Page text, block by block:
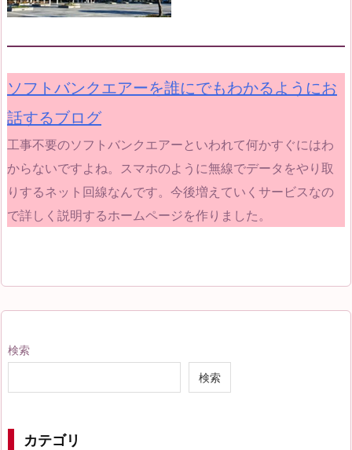
ソフトバンクエアーを誰にでもわかるようにお
話するブログ
工事不要のソフトバンクエアーといわれて何かすぐにはわ
からないですよね。スマホのように無線でデータをやり取
りするネット回線なんです。今後増えていくサービスなの
で詳しく説明するホームページを作りました。
検索
検索
カテゴリ